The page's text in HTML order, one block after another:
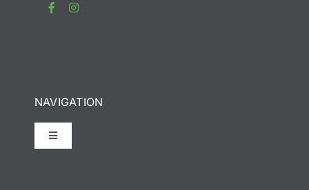
NAVIGATION
Toggle
Navigation